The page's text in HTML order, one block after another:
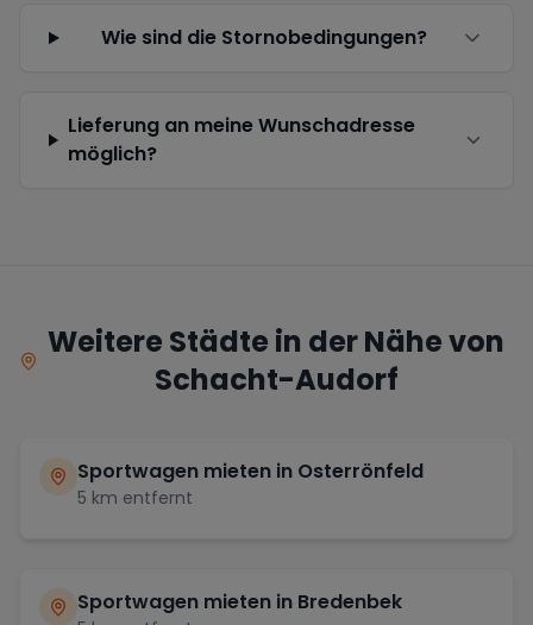
Wie sind die Stornobedingungen?
Lieferung an meine Wunschadresse
möglich?
Weitere Städte in der Nähe von
Schacht-Audorf
Sportwagen mieten in Osterrönfeld
5 km entfernt
Sportwagen mieten in Bredenbek